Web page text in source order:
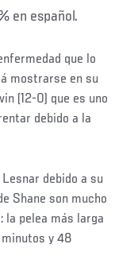
en español.
que lo
mostrarse en su
(12-0) que es uno
debido a la
debido a su
Shane son mucho
la pelea más larga
y 48